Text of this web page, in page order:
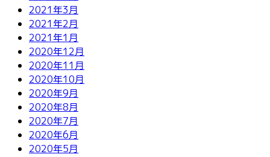
2021年3月
2021年2月
2021年1月
2020年12月
2020年11月
2020年10月
2020年9月
2020年8月
2020年7月
2020年6月
2020年5月